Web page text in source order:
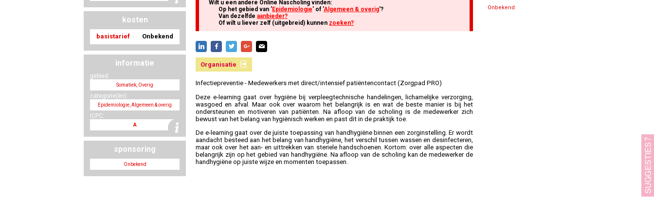
Specialisten Ouderengeneeskunde
kosten
basistarief Onbekend
informatie
gebied:
Somatiek, Overig
categorie(ën):
Epidemiologie, Algemeen & overig
ICPC:
A
sponsoring
Onbekend
Onbekend
Wilt u een andere Online Nascholing vinden:
Op het gebied van 'Epidemiologie' of 'Algemeen & overig'?
Van dezelfde aanbieder?
Of wilt u liever zelf (uitgebreid) kunnen zoeken?
Organisatie
Infectiepreventie - Medewerkers met direct/intensief patiëntencontact (Zorgpad PRO)
Deze e-learning gaat over hygiëne bij verpleegtechnische handelingen, lichamelijke verzorging,
wasgoed en afval. Maar ook over waarom het belangrijk is en wat de beste manier is bij het
ondersteunen en motiveren van patiënten. Na afloop van de scholing is de medewerker zich
bewust van het belang van hygiënisch werken en past dit in de praktijk toe.
De e-learning gaat over de juiste toepassing van handhygiëne binnen een zorginstelling. Er wordt
aandacht besteed aan het belang van handhygiëne, het verschil tussen wassen en desinfecteren,
maar ook over het aan- en uittrekken van steriele handschoenen. Kortom: over alle aspecten die
belangrijk zijn op het gebied van handhygiëne. Na afloop van de scholing kan de medewerker de
handhygiëne op juiste wijze en momenten toepassen.